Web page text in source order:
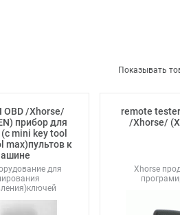
Показывать
OBD /Xhorse/
прибор для
mini key tool
max)пультов к
для
remote
/Xhorse/
Xhorse